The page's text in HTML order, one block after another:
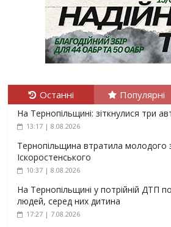
Останні Популярні
На Тернопільщині: зіткнулися три
13:17 | 8.08.2026
Тернопільщина втратила молодого
Іскоростенського
10:37 | 8.08.2026
На Тернопільщині у потрійній ДТП
людей, серед них дитина
17:27 | 7.08.2026